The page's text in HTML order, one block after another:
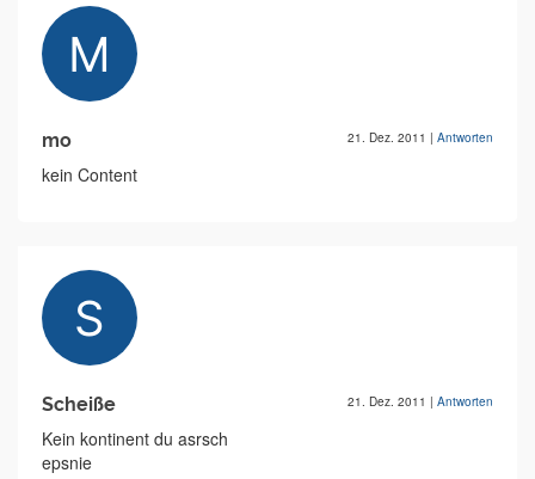
mo 21. Dez. 2011 | Antworten
kein Content
Scheiße 21. Dez. 2011 | Antworten
Kein kontinent du asrsch
epsnie